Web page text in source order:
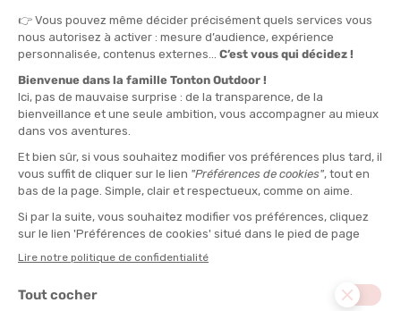
QUANTITÉ
>> CLICK & COLLECT -Voir les stocks magasin
Expédié en 24h
Dès 30 € d'achat
CASHBACK
Gagnez 2,30 € avec cet
achat !
TYPE :Filtre